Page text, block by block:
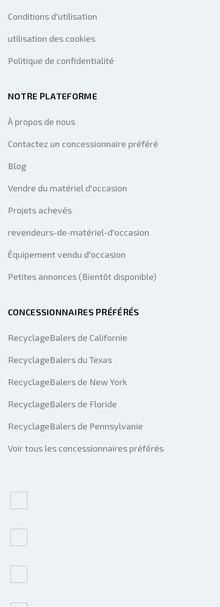
Conditions d'utilisation
utilisation des cookies
Politique de confidentialité
NOTRE PLATEFORME
À propos de nous
Contactez un concessionnaire préféré
Blog
Vendre du matériel d'occasion
Projets achevés
revendeurs-de-matériel-d'occasion
Équipement vendu d'occasion
Petites annonces (Bientôt disponible)
CONCESSIONNAIRES PRÉFÉRÉS
RecyclageBalers de Californie
RecyclageBalers du Texas
RecyclageBalers de New York
RecyclageBalers de Floride
RecyclageBalers de Pennsylvanie
Voir tous les concessionnaires préférés